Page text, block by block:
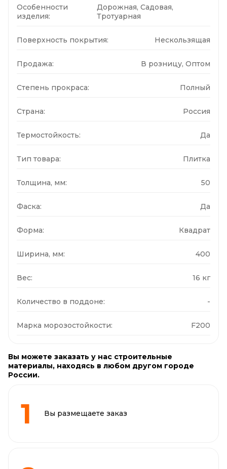
Особенности
изделия:
Дорожная, Садовая,
Тротуарная
Поверхность покрытия: Нескользящая
Продажа: В розницу, Оптом
Степень прокраса: Полный
Страна: Россия
Термостойкость: Да
Тип товара: Плитка
Толщина, мм: 50
Фаска: Да
Форма: Квадрат
Ширина, мм: 400
Вес: 16 кг
Количество в поддоне: -
Марка морозостойкости: F200
Вы можете заказать у нас строительные
материалы, находясь в любом другом городе
России.
Вы размещаете заказ